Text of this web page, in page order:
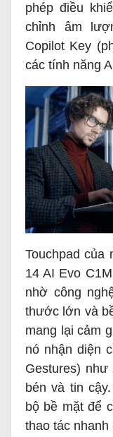
phép điều
chỉnh âm
Copilot Key
các tính năng
Touchpad của
14 AI Evo
nhờ công
thước lớn và
mang lại cảm
nó nhận diện
Gestures)
bén và tin
bộ bề mặt để
thao tác